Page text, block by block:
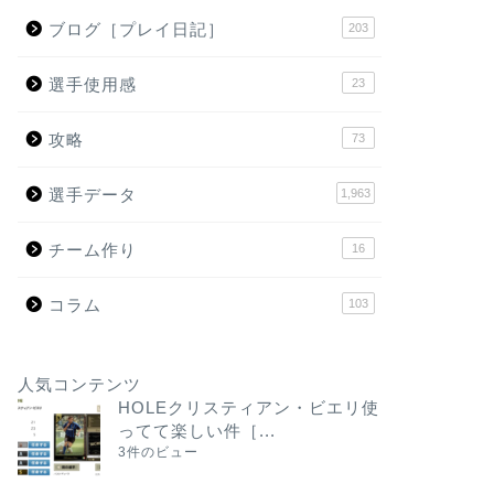
ブログ［プレイ日記］ 203
選手使用感 23
攻略 73
選手データ 1,963
チーム作り 16
コラム 103
人気コンテンツ
HOLEクリスティアン・ビエリ使
ってて楽しい件［...
3件のビュー